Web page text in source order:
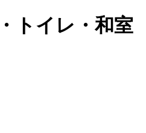
トイレ・和室